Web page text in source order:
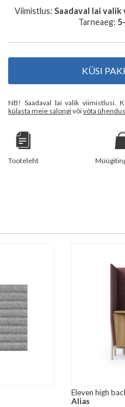
Viimistlus: Saadaval lai
Tarneaeg:
KÜSI
NB! Saadaval lai valik viimistlusi.
külasta meie salongivõivõta
Tooteleht
Eleven high
Alias